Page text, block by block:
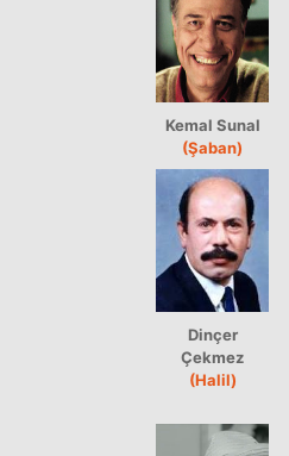
Kemal Sunal
(Şaban)
Dinçer
Çekmez
(Halil)